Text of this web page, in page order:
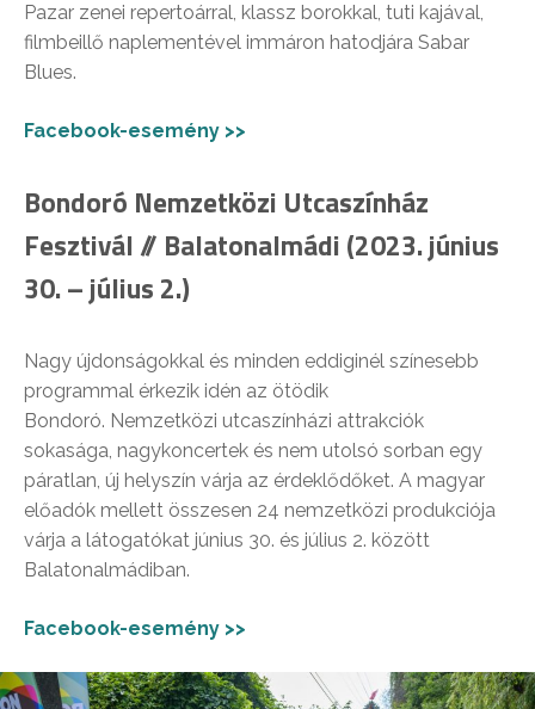
Pazar zenei repertoárral, klassz borokkal, tuti kajával,
filmbeillő naplementével immáron hatodjára Sabar
Blues.
Facebook-esemény >>
Bondoró Nemzetközi Utcaszínház
Fesztivál // Balatonalmádi (2023. június
30. – július 2.)
Nagy újdonságokkal és minden eddiginél színesebb
programmal érkezik idén az ötödik
Bondoró. Nemzetközi utcaszínházi attrakciók
sokasága, nagykoncertek és nem utolsó sorban egy
páratlan, új helyszín várja az érdeklődőket. A magyar
előadók mellett összesen 24 nemzetközi produkciója
várja a látogatókat június 30. és július 2. között
Balatonalmádiban.
Facebook-esemény >>